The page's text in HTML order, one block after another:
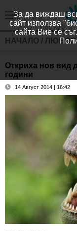
НАЧАЛО /
Откриха нов вид
години
14 Август 2014 | 16:42
За да виждаш
сайт използва
сайта Вие се